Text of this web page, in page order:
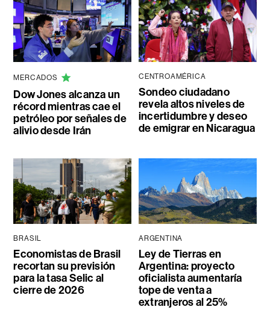
MERCADOS
Dow Jones alcanza un
récord mientras cae el
petróleo por señales de
alivio desde Irán
CENTROAMÉRICA
Sondeo ciudadano
revela altos niveles de
incertidumbre y deseo
de emigrar en Nicaragua
BRASIL
Economistas de Brasil
recortan su previsión
para la tasa Selic al
cierre de 2026
ARGENTINA
Ley de Tierras en
Argentina: proyecto
oficialista aumentaría
tope de venta a
extranjeros al 25%